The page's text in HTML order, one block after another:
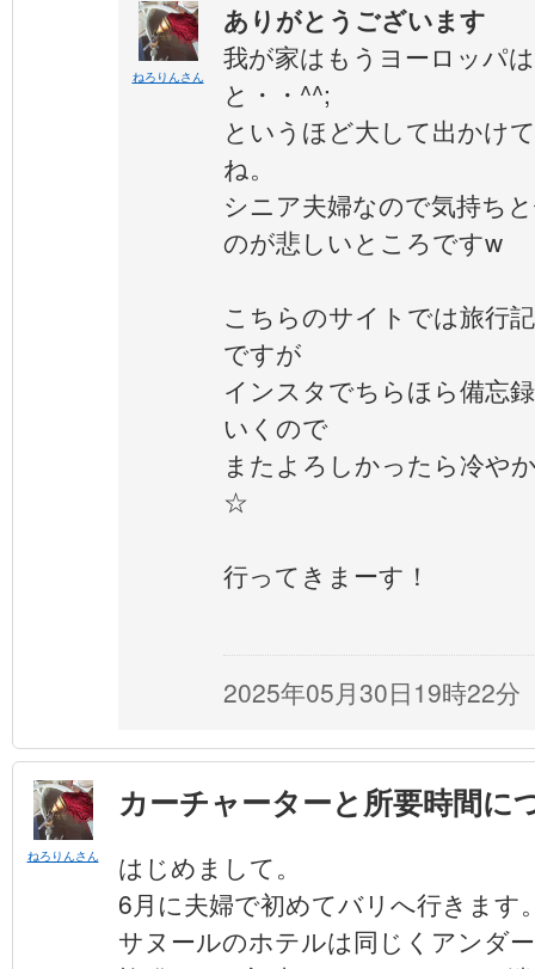
ねろりんさん
ありがとうございます
我が家はもうヨーロッパ
と・・^^;
というほど大して出かけ
ね。
シニア夫婦なので気持ち
のが悲しいところですw
こちらのサイトでは旅行
ですが
インスタでちらほら備忘
いくので
またよろしかったら冷や
☆
行ってきまーす！
2025年05月30日19時22分
ねろりんさん
カーチャーターと所要時間に
はじめまして。
6月に夫婦で初めてバリへ行きます
サヌールのホテルは同じくアンダ